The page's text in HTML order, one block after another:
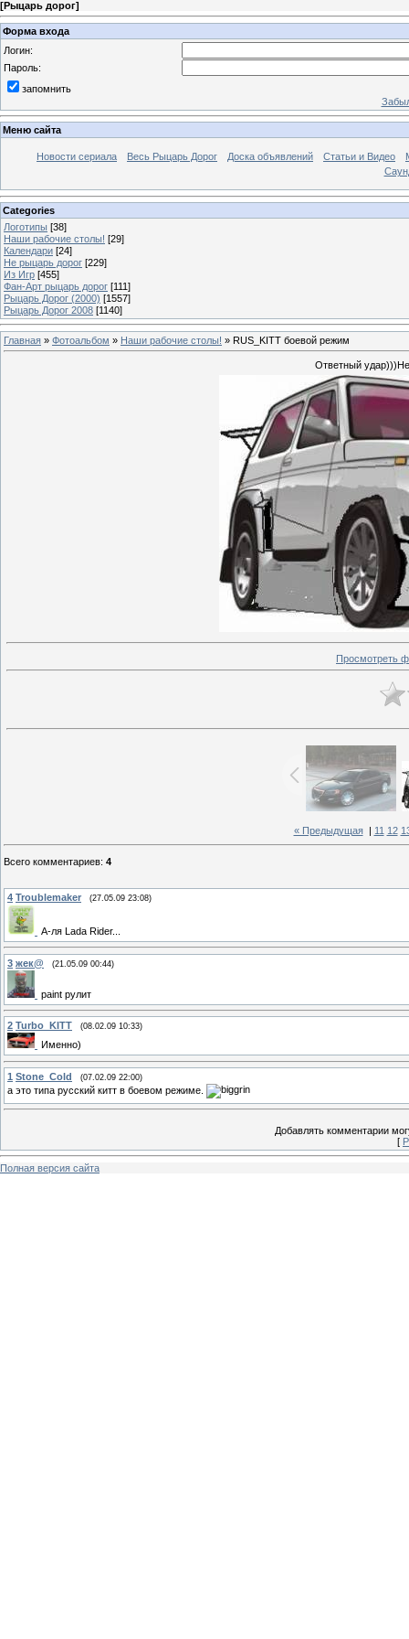
[Рыцарь дорог]
Форма входа
Логин:
Пароль:
запомнить
Меню сайта
Новости сериала Весь Рыцарь Дорог Доска объявлений Статьи и Видео
Categories
Логотипы [38]
Наши рабочие столы! [29]
Календари [24]
Не рыцарь дорог [229]
Из Игр [455]
Фан-Арт рыцарь дорог [111]
Рыцарь Дорог (2000) [1557]
Рыцарь Дорог 2008 [1140]
Главная » Фотоальбом » Наши рабочие столы! » RUS_KITT боевой режим
Ответный удар)))Не
Просмотреть
« Предыдущая| 11 12
Всего комментариев: 4
4 Troublemaker (27.05.09 23:08)
А-ля Lada Rider...
3 жек@ (21.05.09 00:44)
paint рулит
2 Turbo_KITT (08.02.09 10:33)
Именно)
1 Stone_Cold (07.02.09 22:00)
а это типа русский китт в боевом режиме.
Добавлять комментарии
[
Полная версия сайта